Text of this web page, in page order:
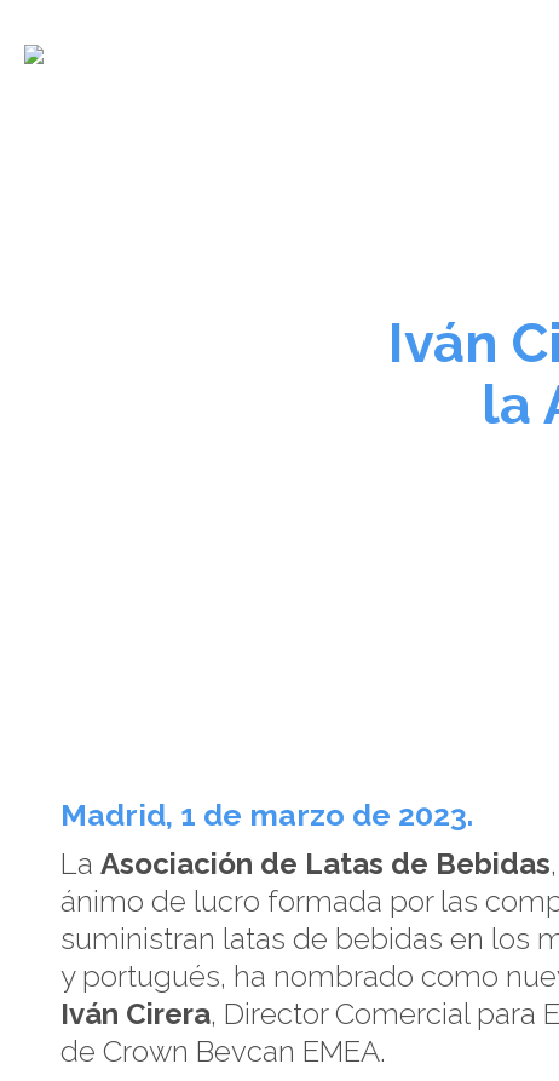
Iván
la
Madrid, 1 de marzo de 2023.
La Asociación de Latas de Bebidas
ánimo de lucro formada por las
suministran latas de bebidas en los
y portugués, ha nombrado como
Iván Cirera, Director Comercial para
de Crown Bevcan EMEA.